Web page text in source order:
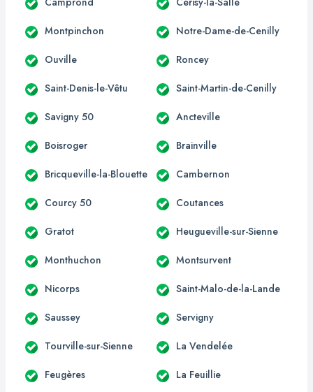
Montpinchon Notre-Dame-de-Cenilly
Ouville Roncey
Saint-Denis-le-Vêtu Saint-Martin-de-Cenilly
Savigny 50 Ancteville
Boisroger Brainville
Bricqueville-la-Blouette Cambernon
Courcy 50 Coutances
Gratot Heugueville-sur-Sienne
Monthuchon Montsurvent
Nicorps Saint-Malo-de-la-Lande
Saussey Servigny
Tourville-sur-Sienne La Vendelée
Feugères La Feuillie